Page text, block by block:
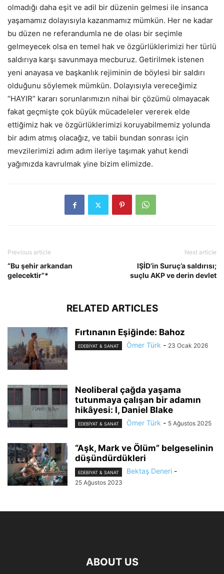
olmadığı daha eşit ve adil bir düzenin gelmesi ile insanca
yaşamamız dolayısıyla kazanmamız mümkün. Her ne kadar
bu düzen ne referandumla ne de olası bir seçimle
gelmeyecek olsa en temel hak ve özgürlüklerimizi her türlü
saldırıya karşı savunmaya mecburuz. Getirilmek istenen
yeni anayasa ve başkanlık rejiminin de böylesi bir saldırı
olduğunu söylemek mümkün. Dolayısıyla vereceğimiz
“HAYIR” kararı sorunlarımızın nihai bir çözümü olmayacak
fakat geçmişte çok büyük mücadeleler vererek elde
ettiğimiz hak ve özgürlüklerimizi koruyabilmemiz yolunda
bir adım atmış olacağız, ve tabii bundan sonrası için
mevzilerimizi adım adım ileriye taşımak yahut kendi
yağımızda kavrulmak yine bizim elimizde.
Previous article
“Bu şehir arkandan
gelecektir”*
Next article
IŞİD’in Suruç’a saldırısı;
suçlu AKP ve derin devlet
RELATED ARTICLES
Fırtınanın Eşiğinde: Bahoz
EDEBIYAT & SANAT Ömer Türk - 23 Ocak 2026
Neoliberal çağda yaşama
tutunmaya çalışan bir adamın
hikâyesi: I, Daniel Blake
EDEBIYAT & SANAT Ömer Türk - 5 Ağustos 2025
“Aşk, Mark ve Ölüm” belgeselinin
düşündürdükleri
EDEBIYAT & SANAT Bektaş Deneri -
25 Ağustos 2023
ABOUT US